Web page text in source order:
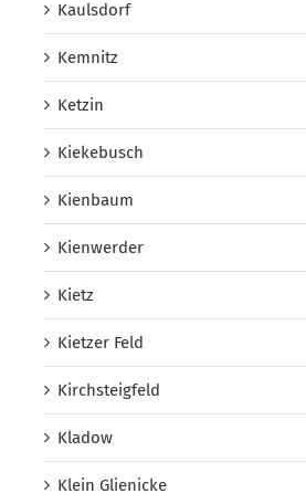
Kaulsdorf
Kemnitz
Ketzin
Kiekebusch
Kienbaum
Kienwerder
Kietz
Kietzer Feld
Kirchsteigfeld
Kladow
Klein Glienicke